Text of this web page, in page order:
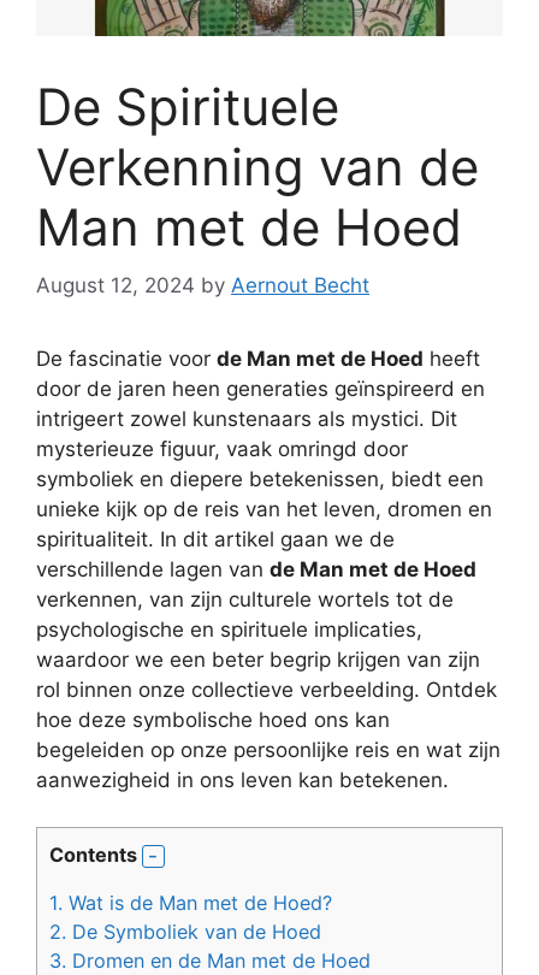
De Spirituele
Verkenning van de
Man met de Hoed
August 12, 2024 by Aernout Becht
De fascinatie voor de Man met de Hoed heeft
door de jaren heen generaties geïnspireerd en
intrigeert zowel kunstenaars als mystici. Dit
mysterieuze figuur, vaak omringd door
symboliek en diepere betekenissen, biedt een
unieke kijk op de reis van het leven, dromen en
spiritualiteit. In dit artikel gaan we de
verschillende lagen van de Man met de Hoed
verkennen, van zijn culturele wortels tot de
psychologische en spirituele implicaties,
waardoor we een beter begrip krijgen van zijn
rol binnen onze collectieve verbeelding. Ontdek
hoe deze symbolische hoed ons kan
begeleiden op onze persoonlijke reis en wat zijn
aanwezigheid in ons leven kan betekenen.
Contents
1. Wat is de Man met de Hoed?
2. De Symboliek van de Hoed
3. Dromen en de Man met de Hoed